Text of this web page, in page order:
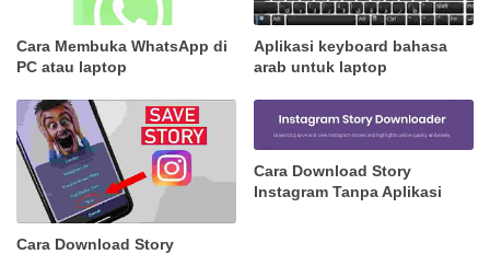
Cara Membuka WhatsApp di
PC atau laptop
Aplikasi keyboard bahasa
arab untuk laptop
Cara Download Story
Cara Download Story
Instagram Tanpa Aplikasi